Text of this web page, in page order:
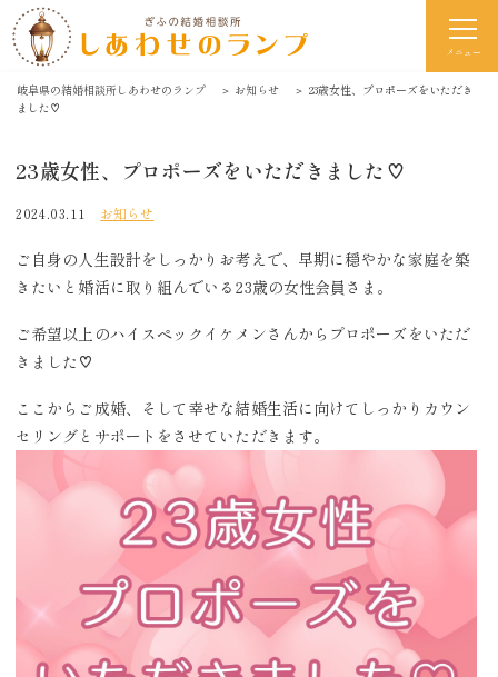
メニュー
岐阜県の結婚相談所しあわせのランプ ＞ お知らせ ＞ 23歳女性、プロポーズをいただき
ました♡
23歳女性、プロポーズをいただきました♡
2024.03.11 お知らせ
ご自身の人生設計をしっかりお考えで、早期に穏やかな家庭を築
きたいと婚活に取り組んでいる23歳の女性会員さま。
ご希望以上のハイスペックイケメンさんからプロポーズをいただ
きました♡
ここからご成婚、そして幸せな結婚生活に向けてしっかりカウン
セリングとサポートをさせていただきます。